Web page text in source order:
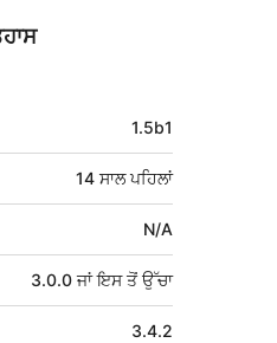
1.5b1
14 ਸਾਲਪਹਿਲਾਂ
N/A
3.0.0 ਜਾਂ ਇਸ ਤੋਂ ਉੱਚਾ
3.4.2